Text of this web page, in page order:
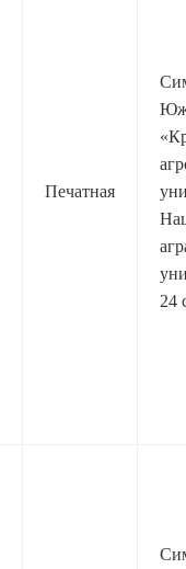
Печатная
24